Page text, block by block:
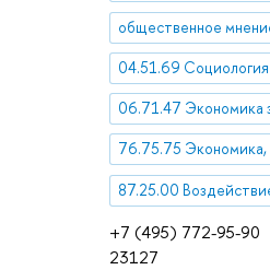
+7 (495) 772-95-90
23127